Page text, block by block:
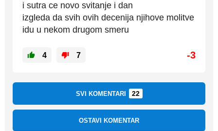
i sutra ce novo svitanje i dan
izgleda da svih ovih decenija njihove molitve
idu u nekom drugom smeru
4 7 -3
SVI KOMENTARI 22
OSTAVI KOMENTAR